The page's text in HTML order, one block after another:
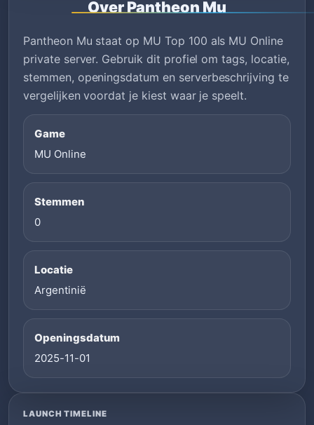
Over Pantheon Mu
Pantheon Mu staat op MU Top 100 als MU Online
private server. Gebruik dit profiel om tags, locatie,
stemmen, openingsdatum en serverbeschrijving te
vergelijken voordat je kiest waar je speelt.
Game
MU Online
Stemmen
0
Locatie
Argentinië
Openingsdatum
2025-11-01
LAUNCH TIMELINE